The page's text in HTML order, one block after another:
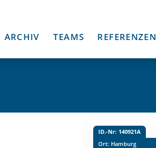
ARCHIV TEAMS REFERENZEN
ID.-Nr: 140921A
Ort: Hamburg